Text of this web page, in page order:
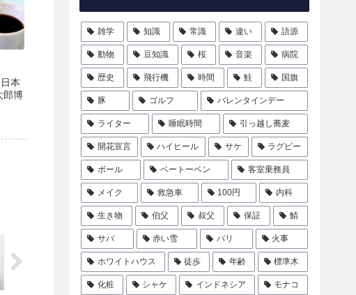
本
郎博
雑学 知識 常識 違い 語源
動物 豆知識 桜 音楽 病院
歴史 飛行機 時間 鮭 国旗
豚 ゴルフ バレンタインデー
ライター 睡眠時間 引っ越し蕎麦
開花宣言 ハイヒール サケ ラグビー
ボール ベートーベン 客室乗務員
メイク 救急車 100円 内科
生き物 伯父 叔父 保証 鯖
サバ 赤い雪 パリ 火事
ホワイトハウス 徒歩 年齢 標準木
化粧 シャケ インドネシア モナコ